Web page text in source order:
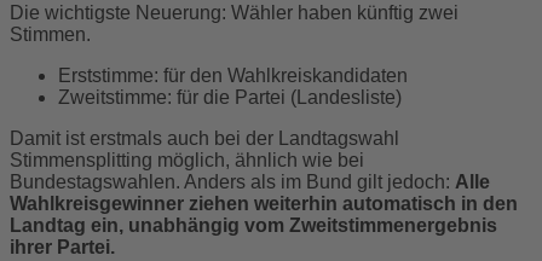
Die wichtigste Neuerung: Wähler haben künftig zwei
Stimmen.
Erststimme: für den Wahlkreiskandidaten
Zweitstimme: für die Partei (Landesliste)
Damit ist erstmals auch bei der Landtagswahl
Stimmensplitting möglich, ähnlich wie bei
Bundestagswahlen. Anders als im Bund gilt jedoch: Alle
Wahlkreisgewinner ziehen weiterhin automatisch in den
Landtag ein, unabhängig vom Zweitstimmenergebnis
ihrer Partei.